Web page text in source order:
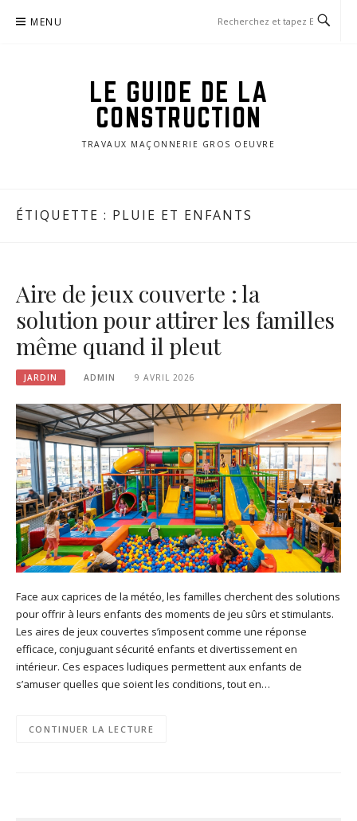
MENU
LE GUIDE DE LA
CONSTRUCTION
TRAVAUX MAÇONNERIE GROS OEUVRE
ÉTIQUETTE : PLUIE ET ENFANTS
Aire de jeux couverte : la
solution pour attirer les familles
même quand il pleut
JARDIN ADMIN 9 AVRIL 2026
Face aux caprices de la météo, les familles cherchent des solutions
pour offrir à leurs enfants des moments de jeu sûrs et stimulants.
Les aires de jeux couvertes s’imposent comme une réponse
efficace, conjuguant sécurité enfants et divertissement en
intérieur. Ces espaces ludiques permettent aux enfants de
s’amuser quelles que soient les conditions, tout en…
CONTINUER LA LECTURE